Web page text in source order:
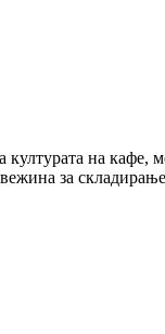
на кафе,
за